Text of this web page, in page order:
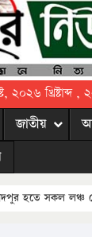
খ্রিষ্টাব্দ ,
জাতীয়
হতে সকল লঞ্চ